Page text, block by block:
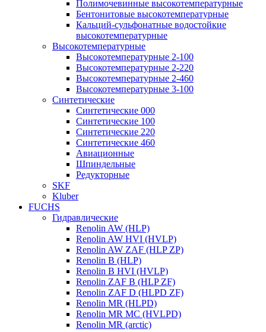
Полимочевинные высокотемпературные
Бентонитовые высокотемпературные
Кальций-сульфонатные водостойкие
высокотемпературные
Высокотемпературные
Высокотемпературные 2-100
Высокотемпературные 2-220
Высокотемпературные 2-460
Высокотемпературные 3-100
Синтетические
Синтетические 000
Синтетические 100
Синтетические 220
Синтетические 460
Авиационные
Шпиндельные
Редукторные
SKF
Kluber
FUCHS
Гидравлические
Renolin AW (HLP)
Renolin AW HVI (HVLP)
Renolin AW ZAF (HLP ZP)
Renolin B (HLP)
Renolin B HVI (HVLP)
Renolin ZAF B (HLP ZF)
Renolin ZAF D (HLPD ZF)
Renolin MR (HLPD)
Renolin MR MC (HVLPD)
Renolin MR (arctic)